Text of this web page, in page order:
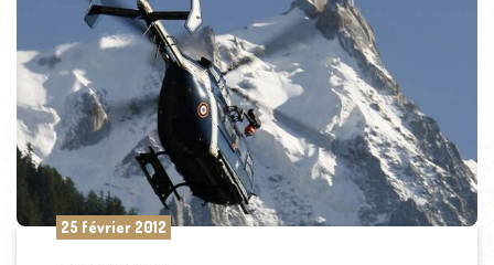
25 février 2012